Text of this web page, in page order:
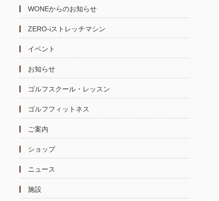
WONEからのお知らせ
ZERO-iストレッチマシン
イベント
お知らせ
ゴルフスクール・レッスン
ゴルフフィットネス
ご案内
ショップ
ニュース
施設